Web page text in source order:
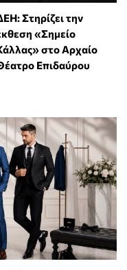
Στηρίζει την
«Σημείο
στο Αρχαίο
Επιδαύρου